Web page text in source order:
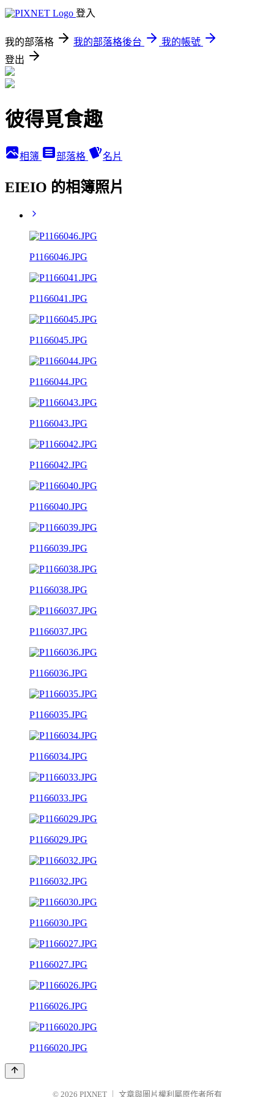
登入
我的部落格 我的部落格後台
我的帳號
登出
彼得覓食趣
相簿 部落格 名片
EIEIO 的相簿照片
P1166046.JPG
P1166041.JPG
P1166045.JPG
P1166044.JPG
P1166043.JPG
P1166042.JPG
P1166040.JPG
P1166039.JPG
P1166038.JPG
P1166037.JPG
P1166036.JPG
P1166035.JPG
P1166034.JPG
P1166033.JPG
P1166029.JPG
P1166032.JPG
P1166030.JPG
P1166027.JPG
P1166026.JPG
P1166020.JPG
© 2026 PIXNET 文章與圖片權利屬原作者所有